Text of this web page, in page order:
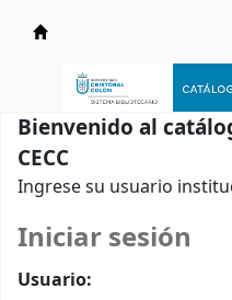
Catálogo en línea
Bienvenido al
CECC
Ingrese su usuario
Iniciar sesión
Usuario: